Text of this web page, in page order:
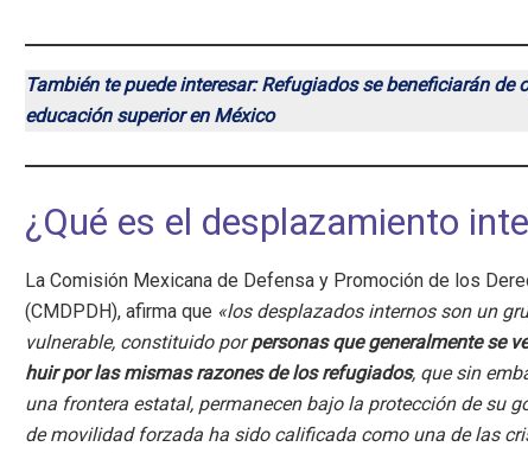
También te puede interesar: Refugiados se beneficiarán de
educación superior en México
¿Qué es el desplazamiento
La Comisión Mexicana de Defensa y Promoción de los
(CMDPDH), afirma que «los desplazados internos son un
vulnerable, constituido porpersonas que generalmente se
huir por las mismas razones de los refugiados, que sin
una frontera estatal, permanecen bajo la protección de su
de movilidad forzada ha sido calificada como una de las